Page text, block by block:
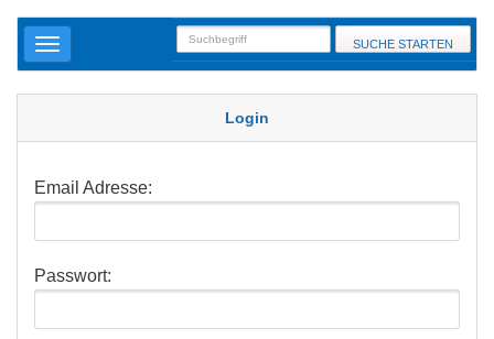
SUCHE STARTEN
Login
Email Adresse:
Passwort: